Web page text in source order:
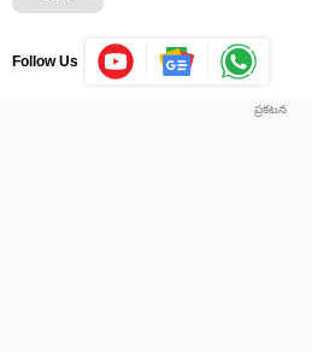
Follow Us